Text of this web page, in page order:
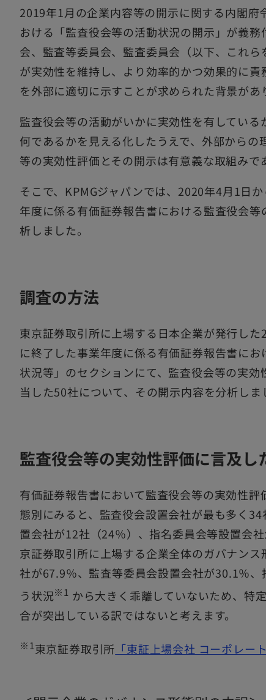
2019年1月の企業内容等の開示に関する内閣府
おける「監査役会等の活動状況の開示」が義
会、監査等委員会、監査委員会（以下、これら
が実効性を維持し、より効率的かつ効果的に
を外部に適切に示すことが求められた背景があ
監査役会等の活動がいかに実効性を有してい
何であるかを見える化したうえで、外部から
等の実効性評価とその開示は有意義な取組みで
そこで、KPMGジャパンでは、2020年4月1日
年度に係る有価証券報告書における監査役会
析しました。
調査の方法
東京証券取引所に上場する日本企業が発行し
に終了した事業年度に係る有価証券報告書に
状況等」のセクションにて、監査役会等の実
当した50社について、その開示内容を分析しま
監査役会等の実効性評価に言及し
有価証券報告書において監査役会等の実効性
態別にみると、監査役会設置会社が最も多く
置会社が12社（24％）、指名委員会等設置会
京証券取引所に上場する企業全体のガバナン
社が67.9％、監査等委員会設置会社が30.1％
う状況※1 から大きく乖離していないため、特
合が突出している訳ではないと考えます。
※1東京証券取引所 「東証上場会社 コーポレー